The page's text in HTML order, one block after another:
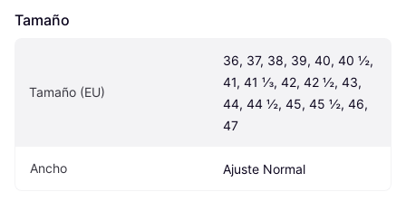
Tamaño
Tamaño (EU)
36, 37, 38, 39, 40, 40 ½,
41, 41 ⅓, 42, 42 ½, 43,
44, 44 ½, 45, 45 ½, 46,
47
Ancho Ajuste Normal